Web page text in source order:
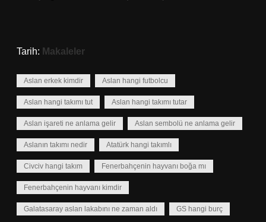
Tarih: Makaleler
Aslan erkek kimdir Aslan hangi futbolcu
Aslan hangi takımı tut Aslan hangi takımı tutar
Aslan işareti ne anlama gelir Aslan sembolü ne anlama gelir
Aslanın takımı nedir Atatürk hangi takımlı
Civciv hangi takım Fenerbahçenin hayvanı boğa mı
Fenerbahçenin hayvanı kimdir
Galatasaray aslan lakabını ne zaman aldı GS hangi burç